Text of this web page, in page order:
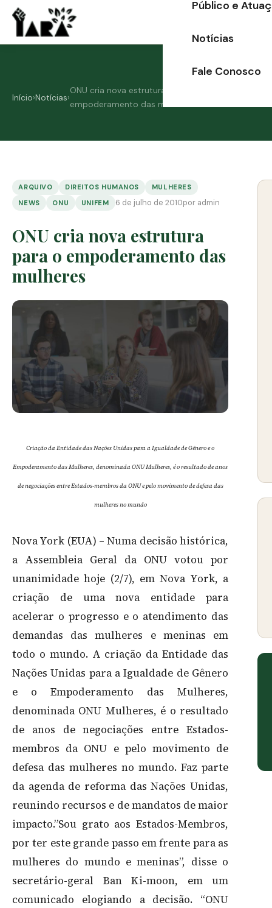
o
Público e
Notícias
Fale Conosco
Início›Notícias›
ONU cria nova estrutura para o
empoderamento das mulheres
ARQUIVO DIREITOS HUMANOS
MULHERES
NEWS
ONU UNIFEM 6 de julho de 2010por admin
ONU cria nova estrutura
para o empoderamento das
mulheres
Criação da Entidade das Nações Unidas para a Igualdade de Gênero e o
Empoderamento das Mulheres, denominada ONU Mulheres, é o resultado de anos
de negociações entre Estados-membros da ONU e pelo movimento de defesa das
mulheres no mundo
Nova York (EUA) – Numa decisão histórica,
a Assembleia Geral da ONU votou por
unanimidade hoje (2/7), em Nova York, a
criação de uma nova entidade para
acelerar o progresso e o atendimento das
demandas das mulheres e meninas em
todo o mundo. A criação da Entidade das
Nações Unidas para a Igualdade de Gênero
e o Empoderamento das Mulheres,
denominada ONU Mulheres, é o resultado
de anos de negociações entre Estados-
membros da ONU e pelo movimento de
defesa das mulheres no mundo. Faz parte
da agenda de reforma das Nações Unidas,
reunindo recursos e de mandatos de maior
impacto.”Sou grato aos Estados-Membros,
por ter este grande passo em frente para as
mulheres do mundo e meninas”, disse o
secretário-geral Ban Ki-moon, em um
comunicado elogiando a decisão. “ONU